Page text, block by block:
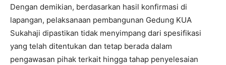
Dengan demikian, berdasarkan hasil konfirmasi di
lapangan, pelaksanaan pembangunan Gedung KUA
Sukahaji dipastikan tidak menyimpang dari spesifikasi
yang telah ditentukan dan tetap berada dalam
pengawasan pihak terkait hingga tahap penyelesaian